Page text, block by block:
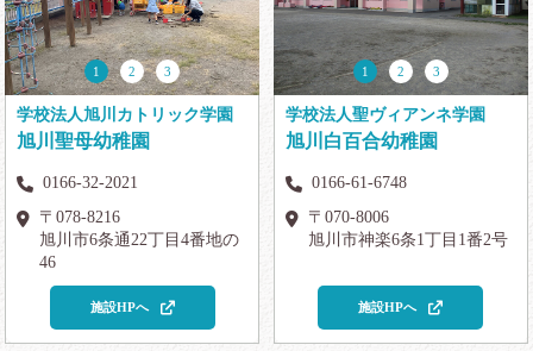
1 2 3
学校法人旭川カトリック学園
旭川聖母幼稚園
0166-32-2021
〒078-8216
旭川市6条通22丁目4番地の
46
施設HPへ
1 2 3
学校法人聖ヴィアンネ学園
旭川白百合幼稚園
0166-61-6748
〒070-8006
旭川市神楽6条1丁目1番2号
施設HPへ